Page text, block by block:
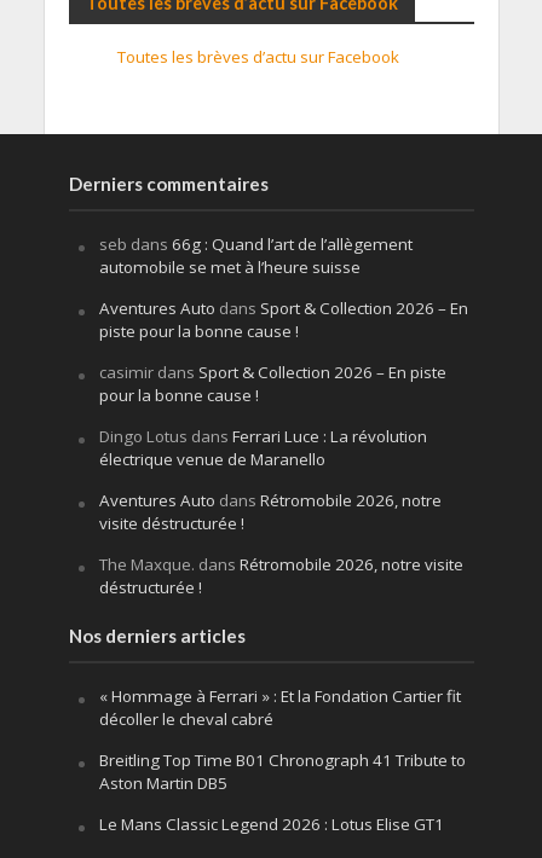
Toutes les brèves d’actu sur Facebook
Derniers commentaires
seb dans 66g : Quand l’art de l’allègement
automobile se met à l’heure suisse
Aventures Auto dans Sport & Collection 2026 – En
piste pour la bonne cause !
casimirdans Sport & Collection 2026 – En piste
pour la bonne cause !
Dingo Lotus dans Ferrari Luce : La révolution
électrique venue de Maranello
Aventures Auto dans Rétromobile 2026, notre
visite déstructurée !
The Maxque. dans Rétromobile 2026, notre visite
déstructurée !
Nos derniers articles
« Hommage à Ferrari » : Et la Fondation Cartier fit
décoller le cheval cabré
Breitling Top Time B01 Chronograph 41 Tribute to
Aston Martin DB5
Le Mans Classic Legend 2026 : Lotus Elise GT1